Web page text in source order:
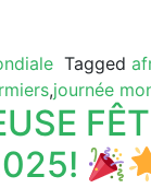
Tagged
,journée